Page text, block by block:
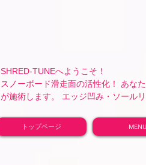
トップページ MENU
SHRED-TUNEへようこそ！
スノーボード滑走面の活性化！ あな
が施術します。 エッジ凹み・ソール